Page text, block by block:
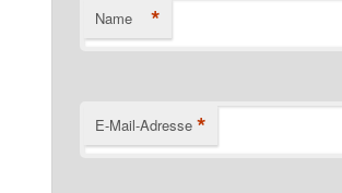
Name *
E-Mail-Adresse *